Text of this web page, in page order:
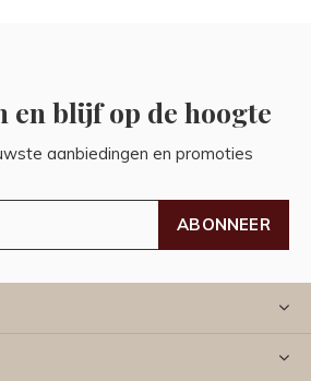
en blijf op de hoogte
aanbiedingen en promoties
ABONNEER